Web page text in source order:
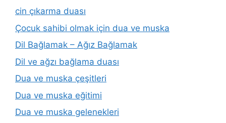
cin çıkarma duası
Çocuk sahibi olmak için dua ve muska
Dil Bağlamak – Ağız Bağlamak
Dil ve ağzı bağlama duası
Dua ve muska çeşitleri
Dua ve muska eğitimi
Dua ve muska gelenekleri